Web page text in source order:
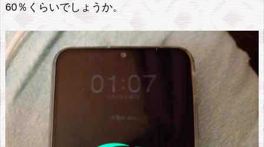
60％くらいでしょうか。